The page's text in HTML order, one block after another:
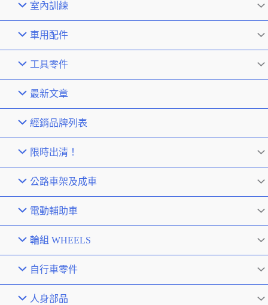
室內訓練
車用配件
工具零件
最新文章
經銷品牌列表
限時出清！
公路車架及成車
電動輔助車
輪組 WHEELS
自行車零件
人身部品